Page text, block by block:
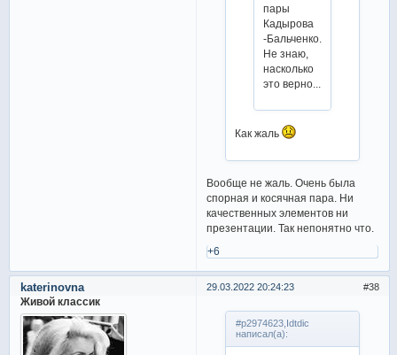
пары
Кадырова
-Бальченко.
Не знаю,
насколько
это верно...
Как жаль
Вообще не жаль. Очень была
спорная и косячная пара. Ни
качественных элементов ни
презентации. Так непонятно что.
+6
38
29.03.2022 20:24:23
katerinovna
Живой классик
#p2974623,Idtdic
написал(а):